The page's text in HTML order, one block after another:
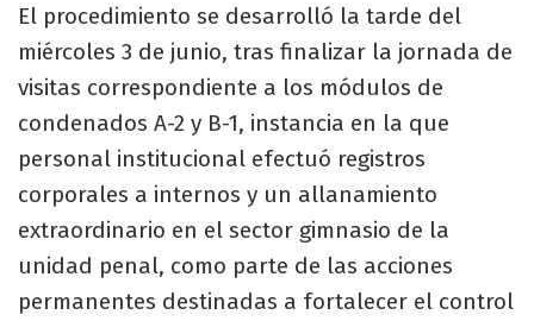
El procedimiento se desarrolló la tarde del
miércoles 3 de junio, tras finalizar la jornada de
visitas correspondiente a los módulos de
condenados A-2 y B-1, instancia en la que
personal institucional efectuó registros
corporales a internos y un allanamiento
extraordinario en el sector gimnasio de la
unidad penal, como parte de las acciones
permanentes destinadas a fortalecer el control